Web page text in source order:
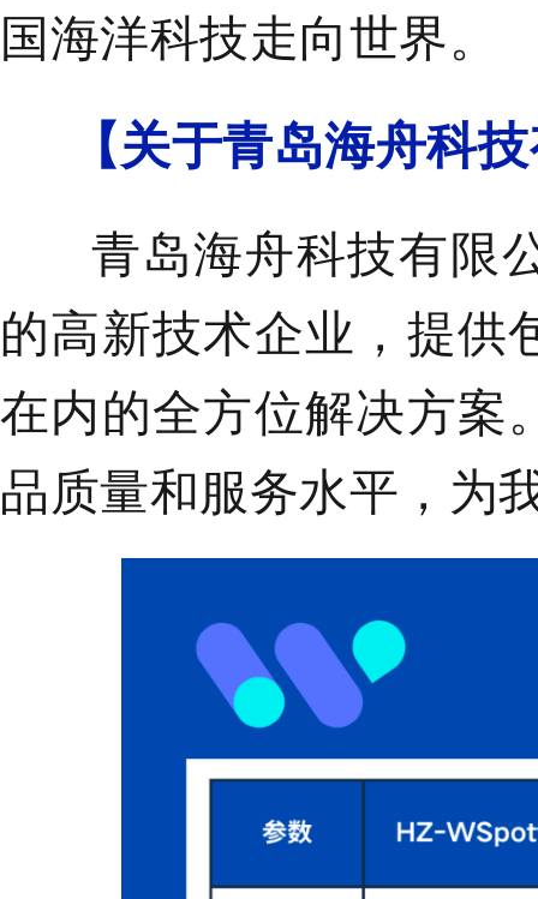
国海洋科技走向世界。
【关于青岛海舟科
青岛海舟科技有限
的高新技术企业，提供
在内的全方位解决方案
品质量和服务水平，为